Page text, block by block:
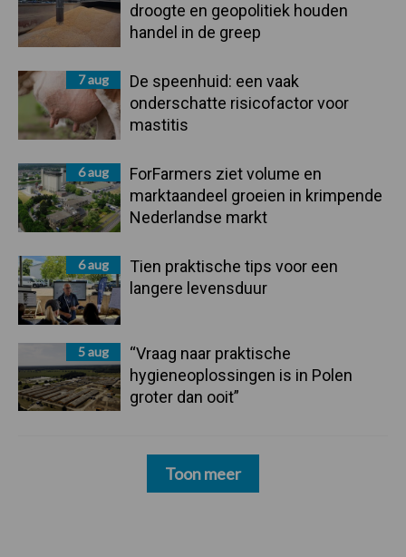
droogte en geopolitiek houden
handel in de greep
7 aug
De speenhuid: een vaak
onderschatte risicofactor voor
mastitis
6 aug
ForFarmers ziet volume en
marktaandeel groeien in krimpende
Nederlandse markt
6 aug
Tien praktische tips voor een
langere levensduur
5 aug
“Vraag naar praktische
hygieneoplossingen is in Polen
groter dan ooit”
Toon meer